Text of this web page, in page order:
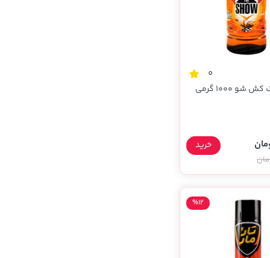
0
1000 گرمی
خرید
%12